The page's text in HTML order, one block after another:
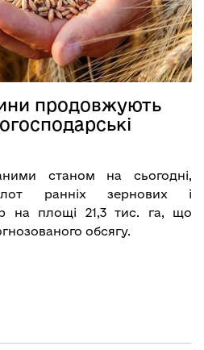
продовжують
станом на сьогодні,
ранніх зернових і
на площі 21,3 тис. га, що
обсягу.